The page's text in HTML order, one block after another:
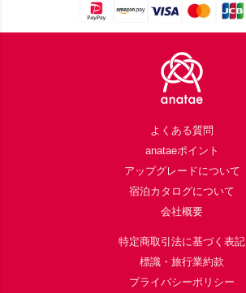
よくある質問
anataeポイント
アップグレードについて
宿泊カタログについて
会社概要
特定商取引法に基づく表記
標識・旅行業約款
プライバシーポリシー